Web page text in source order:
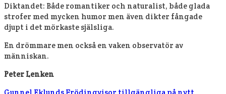
Diktandet: Både romantiker och naturalist, både glada
strofer med mycken humor men även dikter fångade
djupt i det mörkaste själsliga.
En drömmare men också en vaken observatör av
människan.
Peter Lenken
Gunnel Eklunds Frödingvisor tillgängliga på nytt